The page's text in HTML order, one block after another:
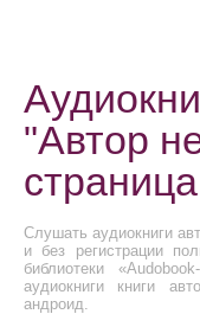
"Автор
Слушать аудиокниги
и без регистрации
библиотеки
аудиокниги книги
андроид.